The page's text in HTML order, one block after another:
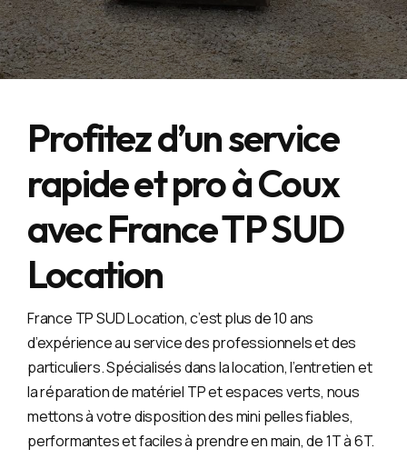
Profitez d’un service
rapide et pro à Coux
avec France TP SUD
Location
France TP SUD Location, c’est plus de 10 ans
d’expérience au service des professionnels et des
particuliers. Spécialisés dans la location, l’entretien et
la réparation de matériel TP et espaces verts, nous
mettons à votre disposition des mini pelles fiables,
performantes et faciles à prendre en main, de 1T à 6T.